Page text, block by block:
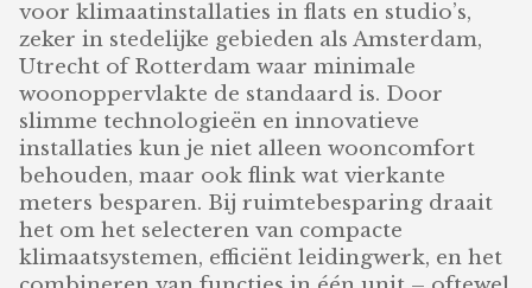
voor klimaatinstallaties in flats en studio’s,
zeker in stedelijke gebieden als Amsterdam,
Utrecht of Rotterdam waar minimale
woonoppervlakte de standaard is. Door
slimme technologieën en innovatieve
installaties kun je niet alleen wooncomfort
behouden, maar ook flink wat vierkante
meters besparen. Bij ruimtebesparing draait
het om het selecteren van compacte
klimaatsystemen, efficiënt leidingwerk, en het